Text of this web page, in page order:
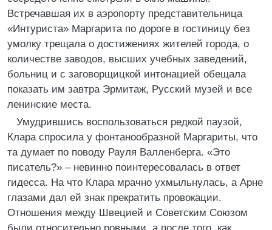
Встречавшая их в аэропорту представительница
«Интуриста» Маргарита по дороге в гостиницу без
умолку трещала о достижениях жителей города, о
количестве заводов, высших учебных заведений,
больниц и с заговорщицкой интонацией обещала
показать им завтра Эрмитаж, Русский музей и все
ленинские места.
Умудрившись воспользоваться редкой паузой,
Клара спросила у фонтанообразной Маргариты, что
та думает по поводу Рауля Валленберга. «Это
писатель?» – невинно поинтересовалась в ответ
гидесса. На что Клара мрачно ухмыльнулась, а Арне
глазами дал ей знак прекратить провокации.
Отношения между Швецией и Советским Союзом